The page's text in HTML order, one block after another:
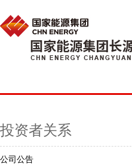
投资者关系
公司公告